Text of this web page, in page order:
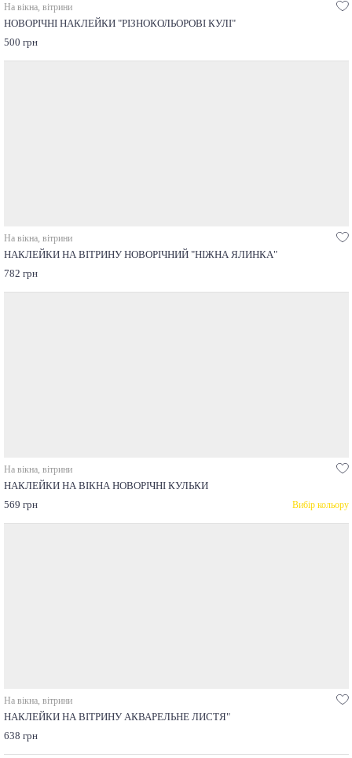
На вікна, вітрини
НОВОРІЧНІ НАКЛЕЙКИ "РІЗНОКОЛЬОРОВІ КУЛІ"
500 грн
На вікна, вітрини
НАКЛЕЙКИ НА ВІТРИНУ НОВОРІЧНИЙ "НІЖНА ЯЛИНКА"
782 грн
На вікна, вітрини
НАКЛЕЙКИ НА ВІКНА НОВОРІЧНІ КУЛЬКИ
569 грн
Вибір кольору
На вікна, вітрини
НАКЛЕЙКИ НА ВІТРИНУ АКВАРЕЛЬНЕ ЛИСТЯ"
638 грн